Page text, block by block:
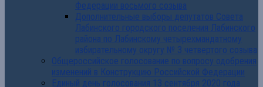
Федерации восьмого созыва
Дополнительные выборы депутатов Совета
Лабинского городского поселения Лабинского
района по Лабинскому четырехмандатному
избирательному округу № 3 четвертого созыва
Общероссийское голосование по вопросу одобрения
изменений в Конструкцию Российской Федерации
Единый день голосования 13 сентября 2020 года